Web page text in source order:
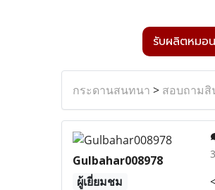
รับผลิตหมอน
กระดานสนทนา > สอบถามสิ
Gulbahar008978
ผู้เยี่ยมชม